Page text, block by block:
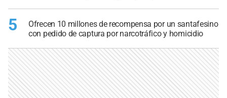
5
Ofrecen 10 millones de recompensa por un santafesino
con pedido de captura por narcotráfico y homicidio